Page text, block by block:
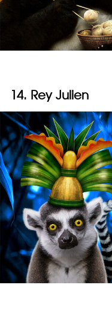
14. Rey Julien